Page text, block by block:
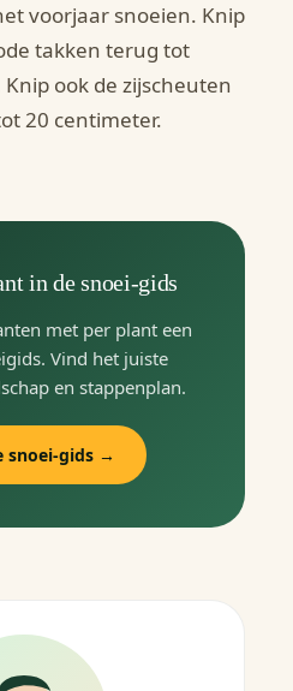
voorjaar snoeien. Knip
takken terug tot
ook de zijscheuten
20 centimeter.
in de snoei-gids
met per plant een
Vind het juiste
en stappenplan.
snoei-gids →